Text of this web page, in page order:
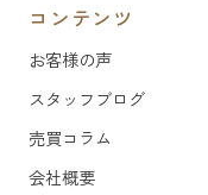
コンテンツ
お客様の声
スタッフブログ
売買コラム
会社概要